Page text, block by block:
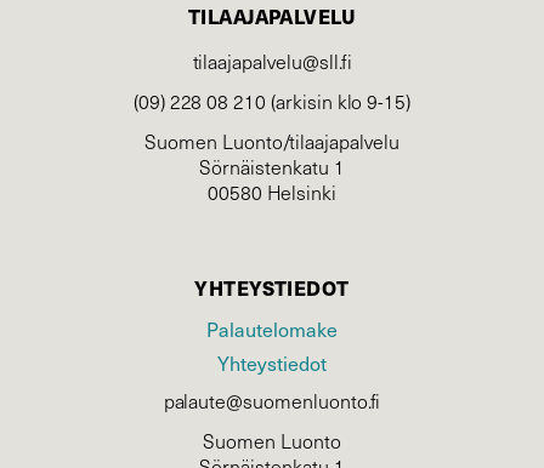
TILAAJAPALVELU
tilaajapalvelu@sll.fi
(09) 228 08 210 (arkisin klo 9-15)
Suomen Luonto/tilaajapalvelu
Sörnäistenkatu 1
00580 Helsinki
YHTEYSTIEDOT
Palautelomake
Yhteystiedot
palaute@suomenluonto.fi
Suomen Luonto